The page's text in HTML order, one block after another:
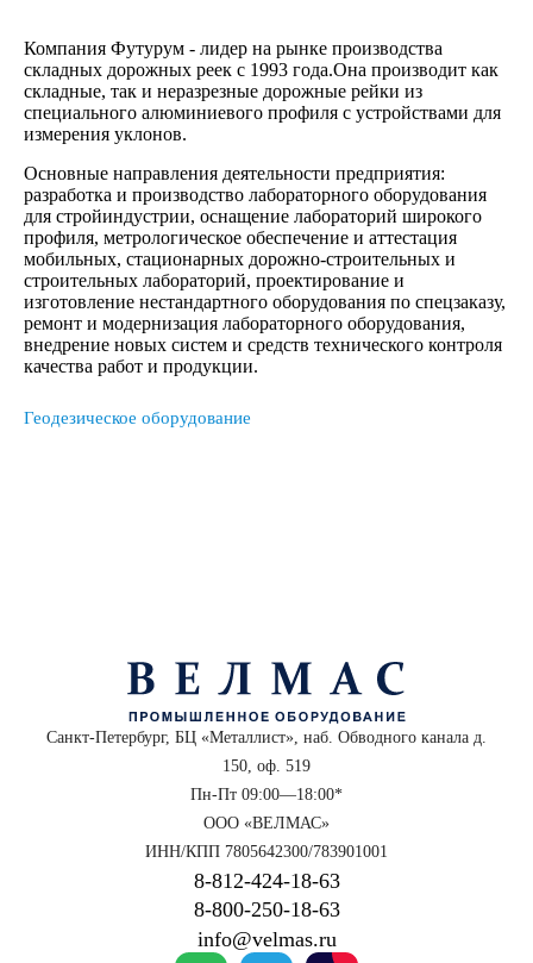
Компания Футурум - лидер на рынке производства
складных дорожных реек с 1993 года.Она производит как
складные, так и неразрезные дорожные рейки из
специального алюминиевого профиля с устройствами для
измерения уклонов.
Основные направления деятельности предприятия:
разработка и производство лабораторного оборудования
для стройиндустрии, оснащение лабораторий широкого
профиля, метрологическое обеспечение и аттестация
мобильных, стационарных дорожно-строительных и
строительных лабораторий, проектирование и
изготовление нестандартного оборудования по спецзаказу,
ремонт и модернизация лабораторного оборудования,
внедрение новых систем и средств технического контроля
качества работ и продукции.
Геодезическое оборудование
Санкт-Петербург, БЦ «Металлист», наб. Обводного канала д.
150, оф. 519
Пн-Пт 09:00—18:00*
ООО «ВЕЛМАС»
ИНН/КПП 7805642300/783901001
8‑812‑424‑18‑63
8‑800‑250‑18‑63
info@velmas.ru